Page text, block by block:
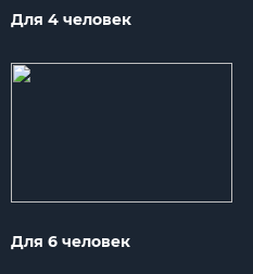
Для 4 человек
Для 6 человек